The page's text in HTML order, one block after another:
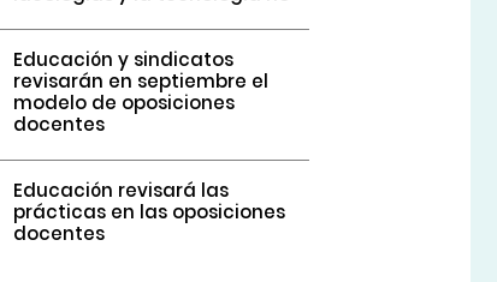
Educación y sindicatos
revisarán en septiembre el
modelo de oposiciones
docentes
Educación revisará las
prácticas en las oposiciones
docentes